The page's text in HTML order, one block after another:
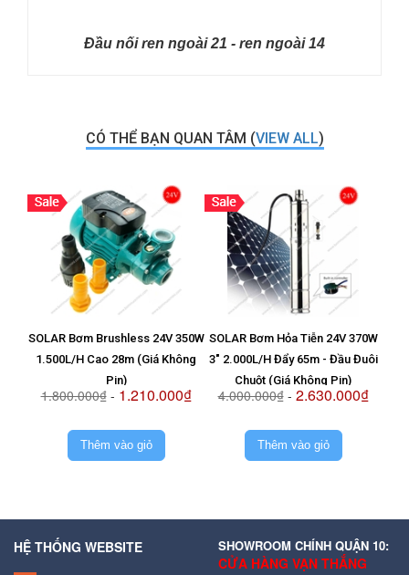
Đầu nối ren ngoài 21 - ren ngoài 14
CÓ THỂ BẠN QUAN TÂM (VIEW ALL)
SOLAR Bơm Brushless 24V 350W
1.500L/H Cao 28m (Giá Không
Pin)
1.800.000₫- 1.210.000₫
Thêm vào giỏ
SOLAR Bơm Hỏa Tiễn 24V 370W
3" 2.000L/H Đẩy 65m - Đầu Đuôi
Chuột (Giá Không Pin)
4.000.000₫- 2.630.000₫
Thêm vào giỏ
HỆ THỐNG WEBSITE SHOWROOM CHÍNH QUẬN 10:
CỬA HÀNG VẠN THẮNG